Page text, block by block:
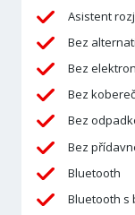
Asistent
Bez
Bez
Bez
Bez
Bez
Bluetooth
Bluetooth s